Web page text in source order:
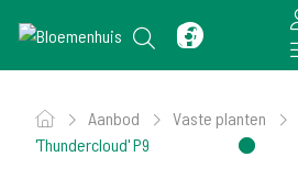
Aanbod Vaste planten
'Thundercloud' P9